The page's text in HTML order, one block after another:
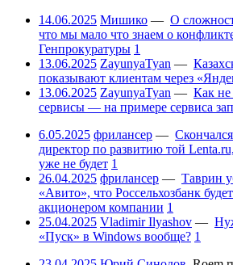
14.06.2025 Мишико — О
что мы мало что знаем о
Генпрокуратуры 1
13.06.2025 ZayunyaTyan —
показывают клиентам через
13.06.2025 ZayunyaTyan — Как не
сервисы — на примере сервиса
6.05.2025 фрилансер —
директор по развитию той
уже не будет 1
26.04.2025 фрилансер — Таврин
«Авито», что Россельхозбанк
акционером компании 1
25.04.2025 Vladimir Ilyashov —
«Пуск» в Windows вообще? 1